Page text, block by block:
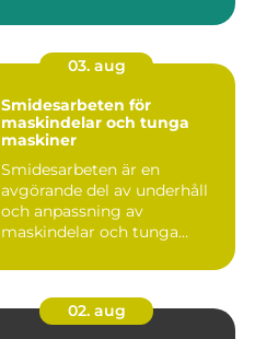
03. aug
Smidesarbeten för
maskindelar och tunga
maskiner
Smidesarbeten är en
avgörande del av underhåll
och anpassning av
maskindelar och tunga
02. aug